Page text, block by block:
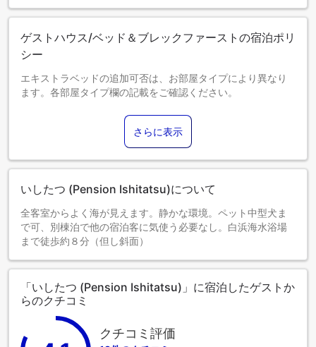
ゲストハウス/ベッド＆ブレックファーストの宿泊ポリ
シー
エキストラベッドの追加可否は、お部屋タイプにより異なり
ます。各部屋タイプ欄の記載をご確認ください。
さらに表示
いしたつ (Pension Ishitatsu)について
全客室からよく海が見えます。静かな環境。ペット中型犬ま
で可、別棟泊で他の宿泊客に気使う必要なし。白浜海水浴場
まで徒歩約８分（但し斜面）
「いしたつ (Pension Ishitatsu)」に宿泊したゲストか
らのクチコミ
クチコミ評価